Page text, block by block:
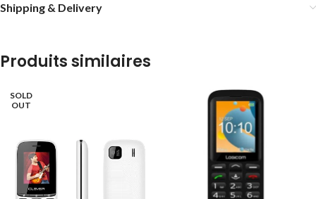
Shipping & Delivery
Produits similaires
SOLD
OUT